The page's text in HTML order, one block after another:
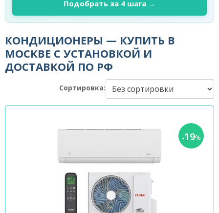
Подобрать за 4 шага →
КОНДИЦИОНЕРЫ — КУПИТЬ В
МОСКВЕ С УСТАНОВКОЙ И
ДОСТАВКОЙ ПО РФ
Сортировка:
-19%